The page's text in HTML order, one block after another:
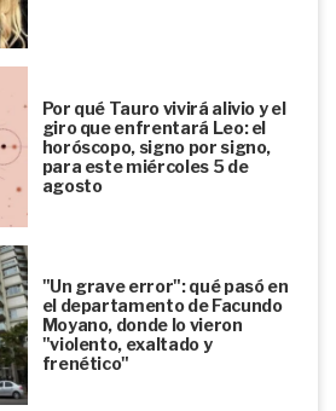
Por qué Tauro vivirá alivio y el
giro que enfrentará Leo: el
horóscopo, signo por signo,
para este miércoles 5 de
agosto
"Un grave error": qué pasó en
el departamento de Facundo
Moyano, donde lo vieron
"violento, exaltado y
frenético"